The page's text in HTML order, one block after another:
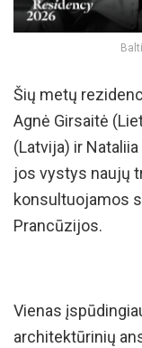
Šių metų
Agnė Girsaitė
(Latvija) ir
jos vystys naujų
konsultuojamos
Prancūzijos.
Vienas
architektūrinių